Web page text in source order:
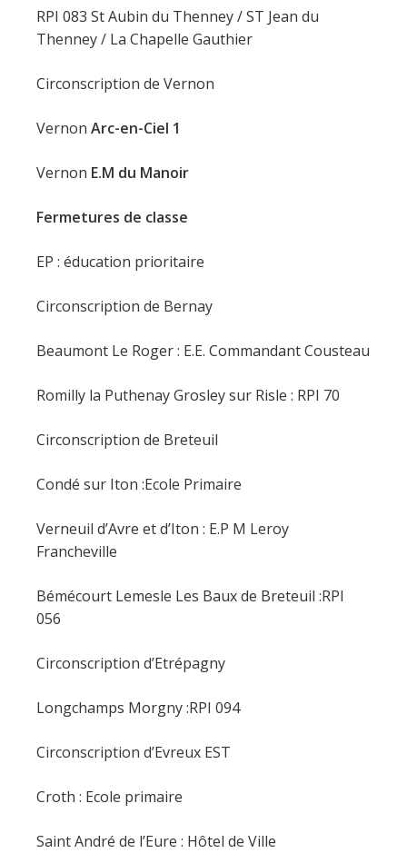
RPI 083 St Aubin du Thenney / ST Jean du
Thenney / La Chapelle Gauthier
Circonscription de Vernon
Vernon Arc-en-Ciel 1
Vernon E.M du Manoir
Fermetures de classe
EP : éducation prioritaire
Circonscription de Bernay
Beaumont Le Roger : E.E. Commandant Cousteau
Romilly la Puthenay Grosley sur Risle : RPI 70
Circonscription de Breteuil
Condé sur Iton :Ecole Primaire
Verneuil d’Avre et d’Iton : E.P M Leroy
Francheville
Bémécourt Lemesle Les Baux de Breteuil :RPI
056
Circonscription d’Etrépagny
Longchamps Morgny :RPI 094
Circonscription d’Evreux EST
Croth : Ecole primaire
Saint André de l’Eure : Hôtel de Ville